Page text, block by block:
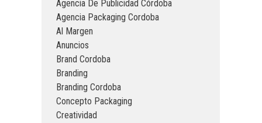
Agencia De Publicidad Córdoba
Agencia Packaging Cordoba
Al Margen
Anuncios
Brand Cordoba
Branding
Branding Cordoba
Concepto Packaging
Creatividad